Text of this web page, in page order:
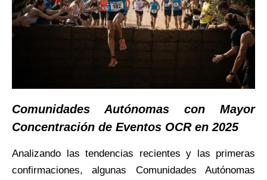
Comunidades Autónomas con Mayor
Concentración de Eventos OCR en 2025
Analizando las tendencias recientes y las primeras
confirmaciones, algunas Comunidades Autónomas